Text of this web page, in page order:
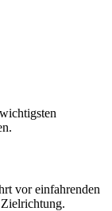
vor einfahrenden